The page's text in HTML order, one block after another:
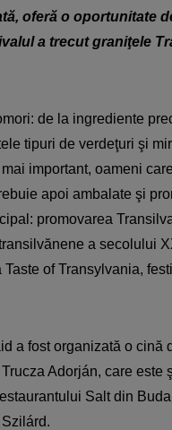
oferă o oportunitate
a trecut graniţele
de la ingrediente
tipuri de verdeţuri şi
important, oameni
apoi ambalate şi
promovarea
a secolului
of Transylvania,
a fost organizată o cină
Adorján, care este
Salt din